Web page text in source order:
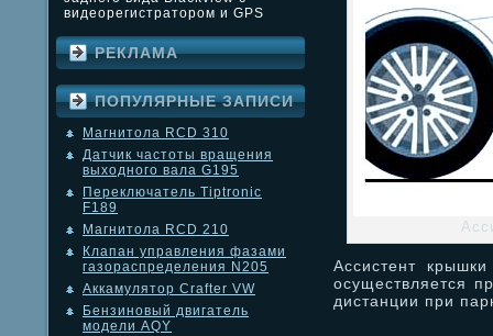
видеорегистратором и GPS
РЕКЛАМА
ПОПУЛЯРНЫЕ ЗАПИСИ
Магнитола RCD 310
Датчик частоты вращения
выходного вала G195
Переключатель Tiptronic
F189
Магнитола RCD 210
Клапан управления фазами
газораспределения N205
Аккамулятор Crafter VW
Бензиновый двигатель
модели AQY
Ассистент
осуществляется
дистанции при